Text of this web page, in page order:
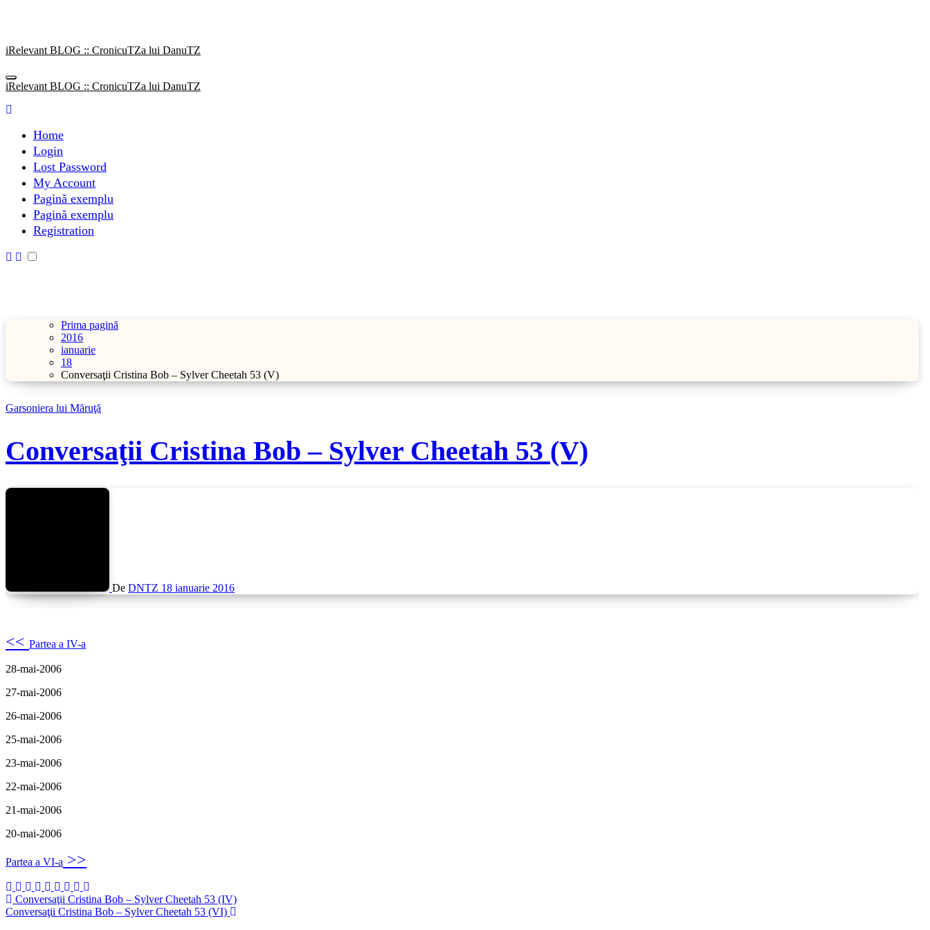
iRelevant BLOG :: CronicuTZa lui DanuTZ
iRelevant BLOG :: CronicuTZa lui DanuTZ
Home
Login
Lost Password
My Account
Pagină exemplu
Pagină exemplu
Registration
Prima pagină
2016
ianuarie
18
Conversaţii Cristina Bob – Sylver Cheetah 53 (V)
Garsoniera lui Măruţă
Conversaţii Cristina Bob – Sylver Cheetah 53 (V)
De DNTZ 18 ianuarie 2016
<< Partea a IV-a
28-mai-2006
27-mai-2006
26-mai-2006
25-mai-2006
23-mai-2006
22-mai-2006
21-mai-2006
20-mai-2006
Partea a VI-a >>
Navigare
în
Conversaţii Cristina Bob – Sylver Cheetah 53 (IV)
Conversaţii Cristina Bob – Sylver Cheetah 53 (VI)